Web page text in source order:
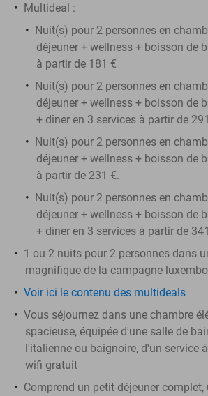
Multideal :
Nuit(s) pour 2 personnes en
déjeuner + wellness + boisson de
à partir de 181 €
Nuit(s) pour 2 personnes en
déjeuner + wellness + boisson de
+ dîner en 3 services à partir de
Nuit(s) pour 2 personnes en
déjeuner + wellness + boisson de
à partir de 231 €.
Nuit(s) pour 2 personnes en
déjeuner + wellness + boisson de
+ dîner en 3 services à partir de
1 ou 2 nuits pour 2 personnes dans
magnifique de la campagne
Voir ici le contenu des multideals
Vous séjournez dans une chambre
spacieuse, équipée d'une salle de
l'italienne ou baignoire, d'un service
wifi gratuit
Comprend un petit-déjeuner